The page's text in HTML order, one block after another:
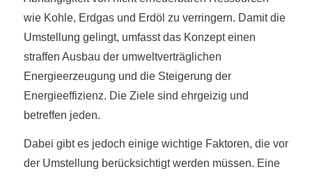
wie Kohle, Erdgas und Erdöl zu verringern. Damit die
Umstellung gelingt, umfasst das Konzept einen
straffen Ausbau der umweltverträglichen
Energieerzeugung und die Steigerung der
Energieeffizienz. Die Ziele sind ehrgeizig und
betreffen jeden.
Dabei gibt es jedoch einige wichtige Faktoren, die vor
der Umstellung berücksichtigt werden müssen. Eine